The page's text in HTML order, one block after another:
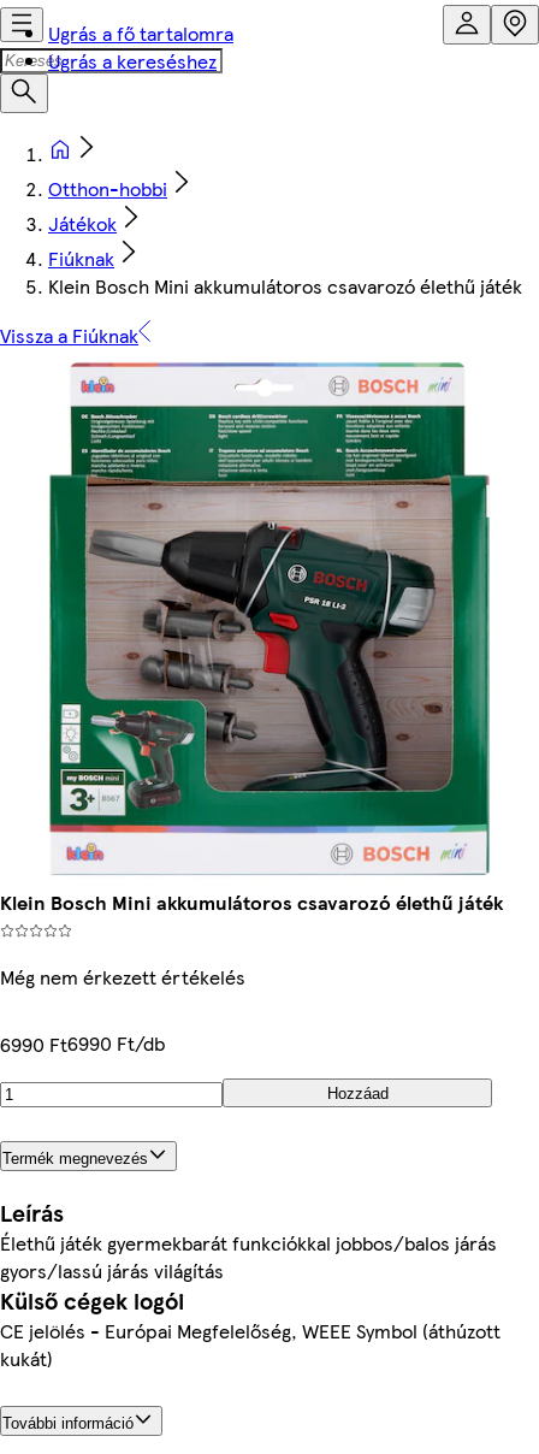
Ugrás a fő tartalomra
Ugrás a kereséshez
Otthon-hobbi
Játékok
Fiúknak
Klein Bosch Mini akkumulátoros csavarozó élethű játék
Vissza a Fiúknak
Klein Bosch Mini akkumulátoros csavarozó élethű játék
Még nem érkezett értékelés
6990 Ft6990 Ft/db
Hozzáad
Termék megnevezés
Leírás
Élethű játék gyermekbarát funkciókkal jobbos/balos járás
gyors/lassú járás világítás
Külső cégek logói
CE jelölés - Európai Megfelelőség, WEEE Symbol (áthúzott
kukát)
További információ